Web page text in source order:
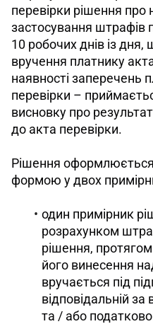
перевірки рішення про
застосування штрафів
10 робочих днів із
вручення платнику
наявності заперечень
перевірки –
висновку про
до акта перевірки.
Рішення
формою у двох
один примірник
розрахунком
рішення,
його винесення
вручається під
відповідальній
та / або